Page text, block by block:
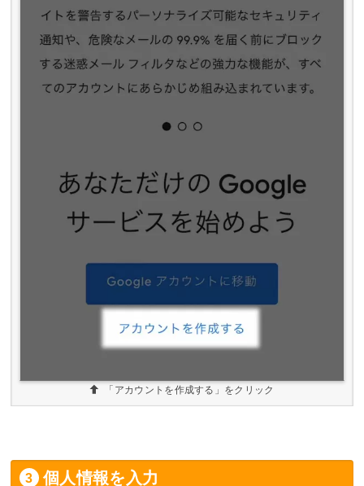
「アカウントを作成する」をクリック
個人情報を入力